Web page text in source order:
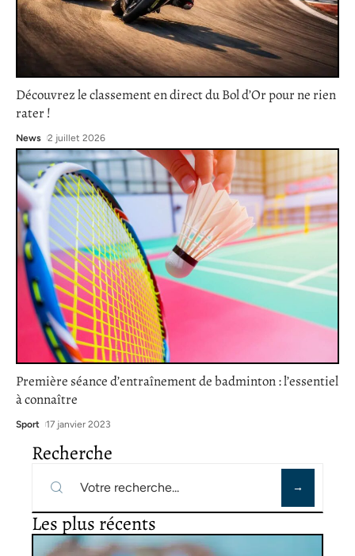
Découvrez le classement en direct du Bol d’Or pour ne rien
rater !
News 2 juillet 2026
Première séance d’entraînement de badminton : l’essentiel
à connaître
Sport 17 janvier 2023
Recherche
Les plus récents